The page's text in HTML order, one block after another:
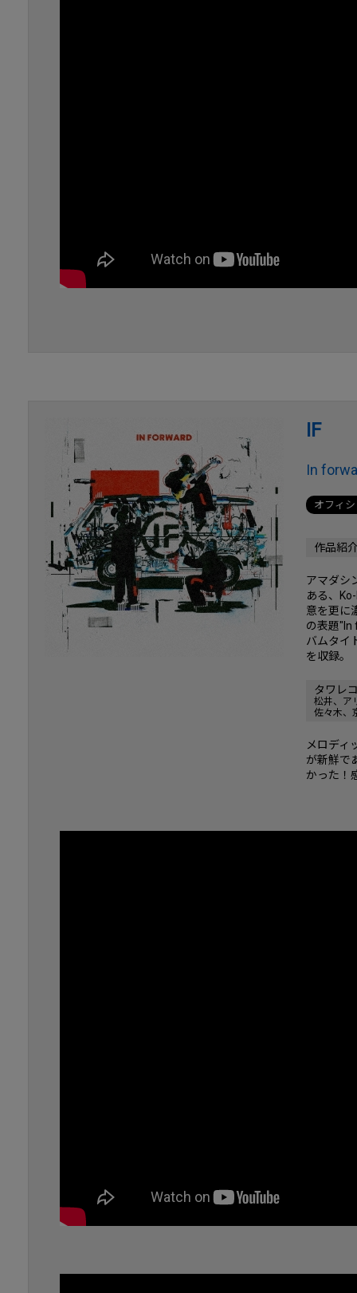
IF
In
オフィ
作品紹
アマダシ
ある、
意を更に
の表題"In
バムタイ
を収録。
タワレ
松井、ア
佐々木、
メロディ
が新鮮で
かった！